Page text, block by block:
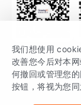
SDK 文档
场景指南
关注公众号
GrowingIO 是专注
我们想使用
改善您今后对本
何撤回或管理您
按钮，将视为您